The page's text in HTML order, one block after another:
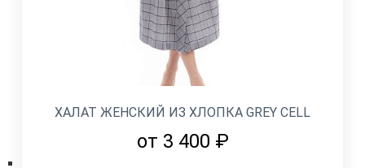
ХАЛАТ ЖЕНСКИЙ ИЗ ХЛОПКА GREY CELL
от 3 400 ₽